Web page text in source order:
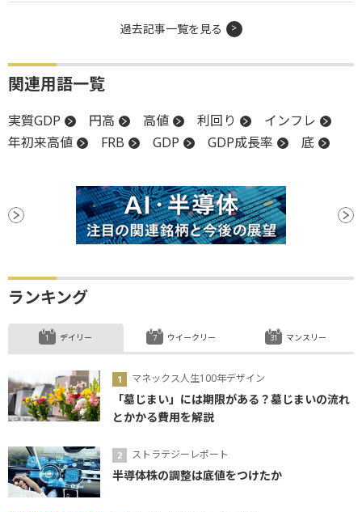
過去記事一覧を見る
関連用語一覧
実質GDP 円高 高値 利回り
インフレ
年初来高値
FRB GDP GDP成長率 底
ランキング
デイリー
マネックス人生100年デザイン
「墓じまい」には期限がある？墓じまいの流れ
とかかる費用を解説
ストラテジーレポート
半導体株の調整は底値をつけたか
ウイークリー マンスリー